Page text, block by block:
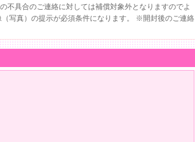
具合のご連絡に対しては補償対象外となりますのでよ
写真）の提示が必須条件になります。 ※開封後のご連絡